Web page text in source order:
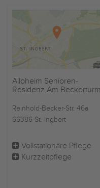
Alloheim Senioren-
Residenz Am Beckerturm
Reinhold-Becker-Str. 46a
66386 St. Ingbert
Vollstationäre Pflege
Kurzzeitpflege